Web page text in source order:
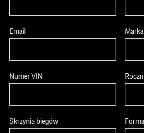
Email Marka
Numer VIN
Skrzynia biegów